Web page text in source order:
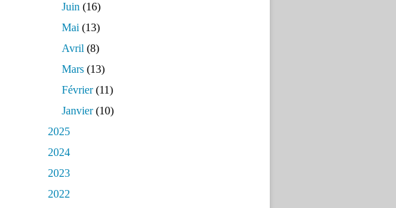
Juin (16)
Mai (13)
Avril (8)
Mars (13)
Février(11)
Janvier(10)
2025
2024
2023
2022